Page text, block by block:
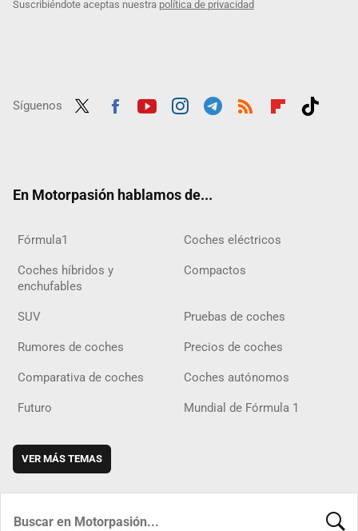
Suscribiéndote aceptas nuestra política de privacidad
Síguenos
En Motorpasión hablamos de...
Fórmula1 Coches eléctricos
Coches híbridos y
enchufables
Compactos
SUV Pruebas de coches
Rumores de coches Precios de coches
Comparativa de coches Coches autónomos
Futuro Mundial de Fórmula 1
VER MÁS TEMAS